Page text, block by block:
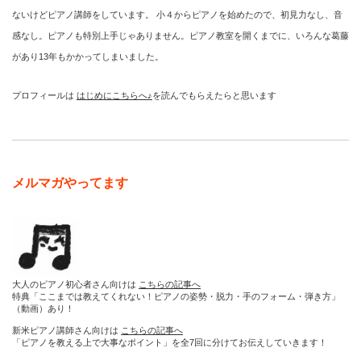
ないけどピアノ講師をしています。 小４からピアノを始めたので、初見力なし、音
感なし。ピアノも特別上手じゃありません。ピアノ教室を開くまでに、いろんな葛藤
があり13年もかかってしまいました。
プロフィールは はじめにこちらへ♪を読んでもらえたらと思います
メルマガやってます
大人のピアノ初心者さん向けは こちらの記事へ
特典「ここまでは教えてくれない！ピアノの姿勢・脱力・手のフォーム・弾き方」
（動画）あり！
新米ピアノ講師さん向けは こちらの記事へ
「ピアノを教える上で大事なポイント」を全7回に分けてお伝えしていきます！